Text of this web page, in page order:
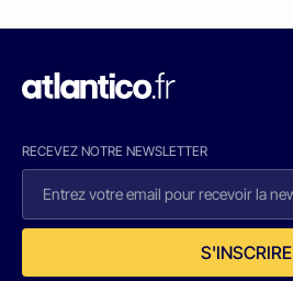
RECEVEZ NOTRE NEWSLETTER
S'INSCRIRE